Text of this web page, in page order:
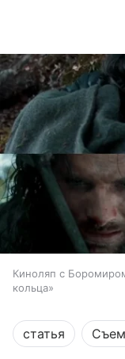
Киноляп с
кольца»
статья